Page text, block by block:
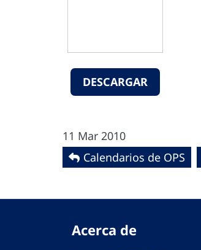
DESCARGAR
11 Mar 2010
Calendarios de OPS
Acerca de